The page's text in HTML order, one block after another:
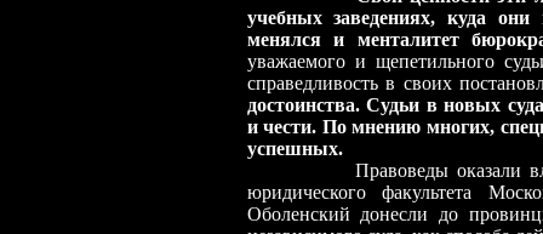
учебных заведениях, куда они
менялся и менталитет
уважаемого и щепетильного
справедливость в своих
достоинства. Судьи в новых
и чести. По мнению многих,
успешных.
Правоведы оказали
юридического факультета
Оболенский донесли до